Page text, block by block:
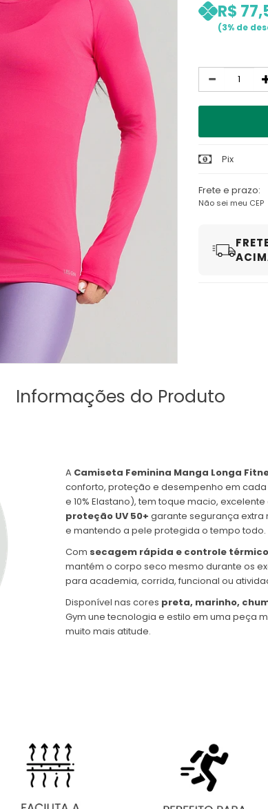
R$
3%
Quantidade
Pix
Frete e prazo:
Não sei meu CEP
Informações do Produto
A Camiseta Feminina Manga Longa
conforto, proteção e desempenho em
e 10% Elastano), tem toque macio,
proteção UV 50+ garante segurança extra
e mantendo a pele protegida o tempo todo.
Com secagem rápida e controle térmico
mantém o corpo seco mesmo durante os
para academia, corrida, funcional ou
Disponível nas cores preta, marinho,
Gym une tecnologia e estilo em uma peça
muito mais atitude.